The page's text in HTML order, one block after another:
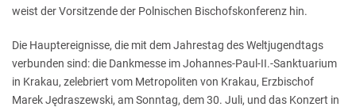
weist der Vorsitzende der Polnischen Bischofskonferenz hin.
Die Hauptereignisse, die mit dem Jahrestag des Weltjugendtags
verbunden sind: die Dankmesse im Johannes-Paul-II.-Sanktuarium
in Krakau, zelebriert vom Metropoliten von Krakau, Erzbischof
Marek Jędraszewski, am Sonntag, dem 30. Juli, und das Konzert in